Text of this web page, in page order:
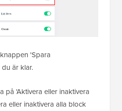
'Spara
är klar.
på 'Aktivera eller inaktivera
eller inaktivera alla block